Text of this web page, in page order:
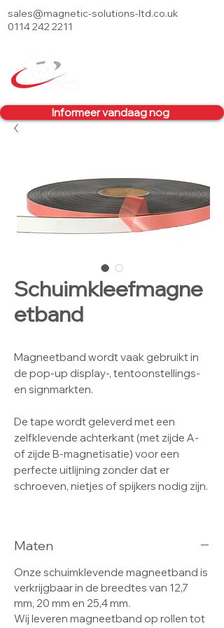
sales@magnetic-solutions-ltd.co.uk
0114 242 2211
Informeer vandaag nog
Schuimkleefmagne
etband
Magneetband wordt vaak gebruikt in
de pop-up display-, tentoonstellings-
en signmarkten.
De tape wordt geleverd met een
zelfklevende achterkant (met zijde A-
of zijde B-magnetisatie) voor een
perfecte uitlijning zonder dat er
schroeven, nietjes of spijkers nodig zijn.
verkrijgbaar in verschillende breedtes,
passend bij uw toepassing.
Ons materiaal heeft een UV-coating op
de magnetische zijde om markeringen
Maten
Onze schuimklevende magneetband is
verkrijgbaar in de breedtes van 12,7
mm, 20 mm en 25,4 mm.
Wij leveren magneetband op rollen tot